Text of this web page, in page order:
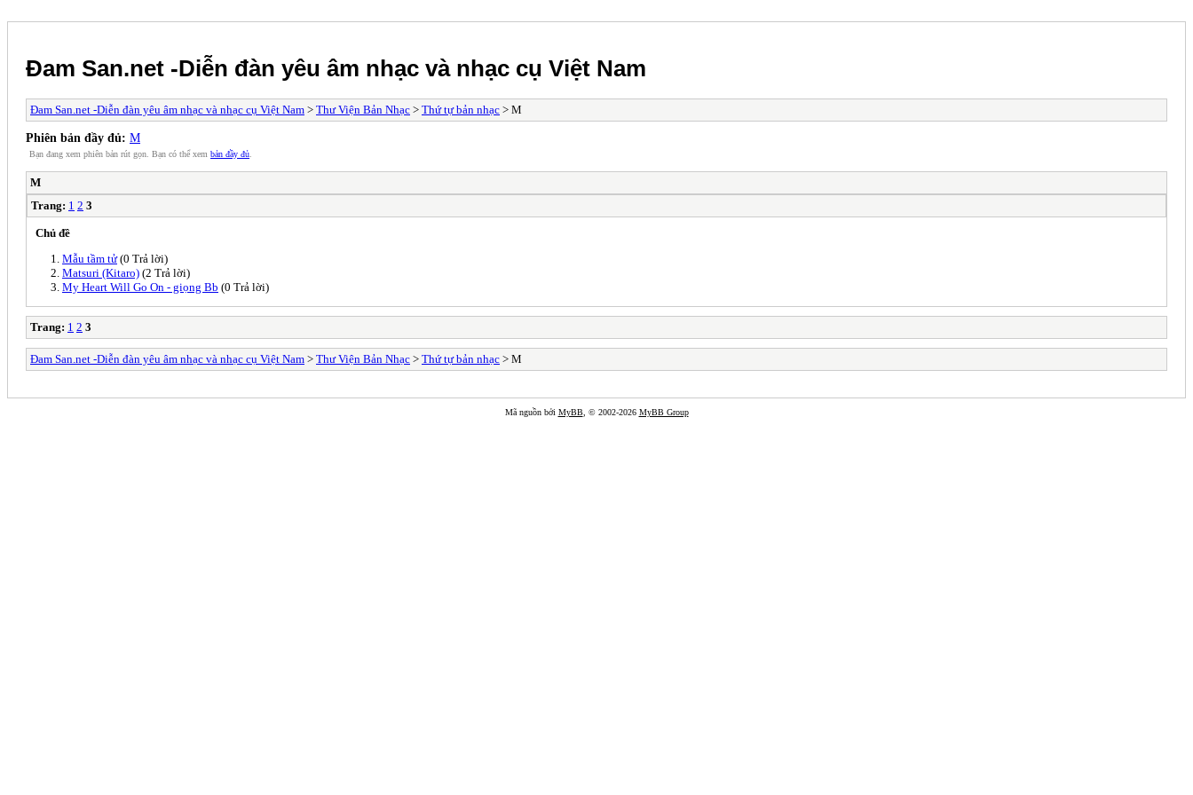
Đam San.net -Diễn đàn yêu âm nhạc và nhạc cụ Việt Nam
Đam San.net -Diễn đàn yêu âm nhạc và nhạc cụ Việt Nam > Thư Viện Bản Nhạc > Thứ tự bản nhạc > M
Phiên bản đầy đủ: M
Bạn đang xem phiên bản rút gọn. Bạn có thể xem bản đầy đủ
M
Trang: 1 2 3
Chủ đề
Mẫu tầm tử(0 Trả lời)
Matsuri (Kitaro) (2 Trả lời)
My Heart Will Go On - giọng Bb (0 Trả lời)
Trang: 1 2 3
Đam San.net -Diễn đàn yêu âm nhạc và nhạc cụ Việt Nam > Thư Viện Bản Nhạc > Thứ tự bản nhạc > M
Mã nguồn bởi MyBB, © 2002-2026 MyBB Group